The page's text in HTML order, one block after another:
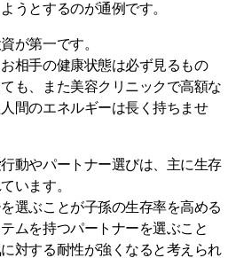
うとするのが通例です。
が第一です。
相手の健康状態は必ず見るもの
も、また美容クリニックで高額な
間のエネルギーは長く持ちませ
動やパートナー選びは、主に生存
います。
選ぶことが子孫の生存率を高める
ムを持つパートナーを選ぶこと
対する耐性が強くなると考えられ